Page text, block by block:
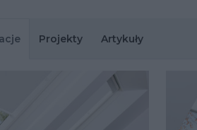
Projekty Artykuły